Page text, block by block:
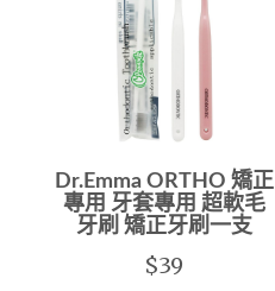
Dr.Emma ORTHO 矯正
專用 牙套專用 超軟毛
牙刷 矯正牙刷一支
$39